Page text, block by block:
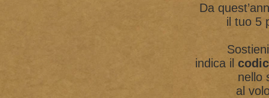
Da
il tuo 5
indica il
nello
al